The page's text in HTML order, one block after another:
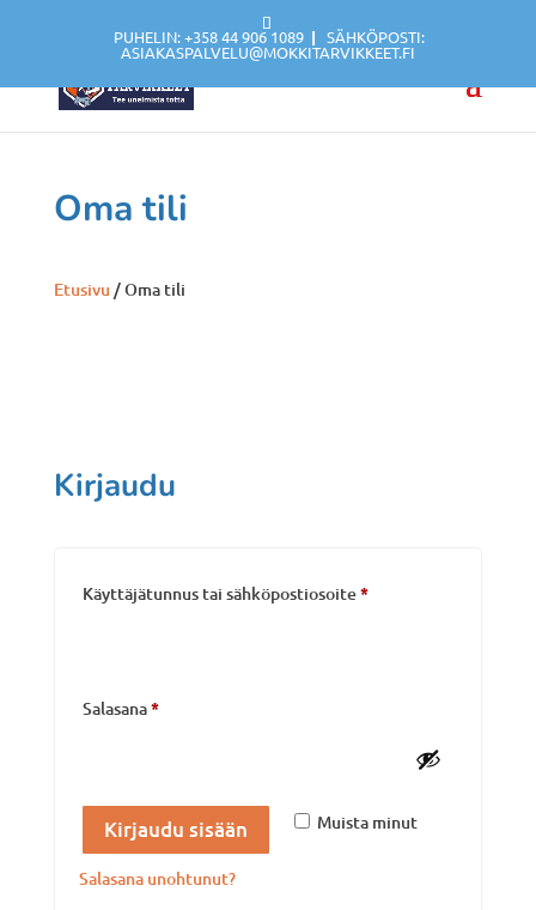
PUHELIN: +358 44 906 1089 |SÄHKÖPOSTI:
ASIAKASPALVELU@MOKKITARVIKKEET.FI
Oma tili
Etusivu / Oma tili
Kirjaudu
Käyttäjätunnus tai sähköpostiosoite*Vaaditaan
Salasana*Vaaditaan
Muista minut
Kirjaudu sisään
Salasana unohtunut?